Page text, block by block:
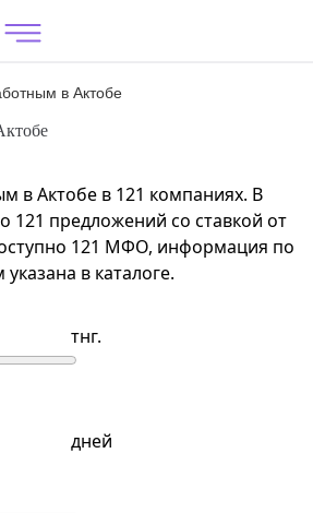
в Актобе
в Актобе в 121 компаниях. В
121 предложений со ставкой от
121 МФО, информация по
в каталоге.
тнг.
дней